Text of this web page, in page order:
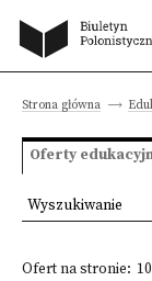
Strona główna
Oferty
Ofert na stronie: 10
Wyszukiwanie